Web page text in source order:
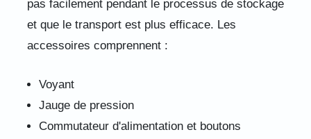
pas facilement pendant le processus de stockage
et que le transport est plus efficace. Les
accessoires comprennent :
Voyant
Jauge de pression
Commutateur d'alimentation et boutons